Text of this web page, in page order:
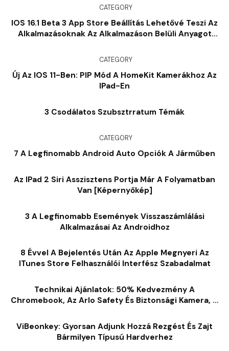
CATEGORY
IOS 16.1 Beta 3 App Store Beállítás Lehetővé Teszi Az
Alkalmazásoknak Az Alkalmazáson Belüli Anyagot
CATEGORY
Új Az IOS 11-Ben: PIP Mód A HomeKit Kamerákhoz Az
IPad-En
3 Csodálatos Szubsztrratum Témák
CATEGORY
7 A Legfinomabb Android Auto Opciók A Járműben
Az IPad 2 Siri Asszisztens Portja Már A Folyamatban
Van [képernyőkép]
3 A Legfinomabb Események Visszaszámlálási
Alkalmazásai Az Androidhoz
8 Évvel A Bejelentés Után Az Apple Megnyeri Az
ITunes Store Felhasználói Interfész Szabadalmat
Technikai Ajánlatok: 50% Kedvezmény A
Chromebook, Az Arlo Safety És Biztonsági Kamera, A
ViBeonkey: Gyorsan Adjunk Hozzá Rezgést És Zajt
Bármilyen Típusú Hardverhez